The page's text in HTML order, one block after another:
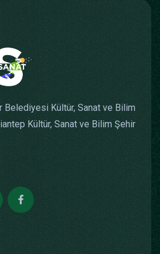
Belediyesi Kültür, Sanat ve Bilim
Kültür, Sanat ve Bilim Şehir